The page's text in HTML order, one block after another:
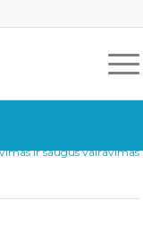
ir saugus vairavimas